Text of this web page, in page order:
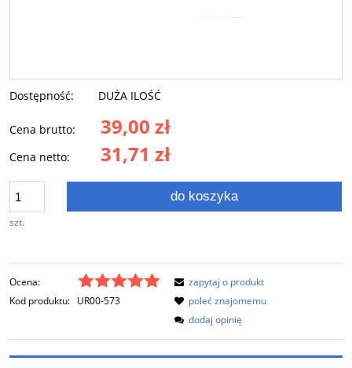
Dostępność: DUŻA ILOŚĆ
Cena brutto: 39,00 zł
Cena netto: 31,71 zł
szt.
do koszyka
Ocena:
Kod produktu: UR00-573
zapytaj o produkt
poleć znajomemu
dodaj opinię